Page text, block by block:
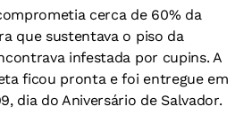
cerca de 60% da
que sustentava o piso da
infestada por cupins. A
ficou pronta e foi entregue em
dia do Aniversário de Salvador.